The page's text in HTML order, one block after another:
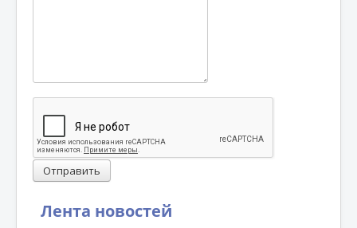
Лента новостей
Отправить